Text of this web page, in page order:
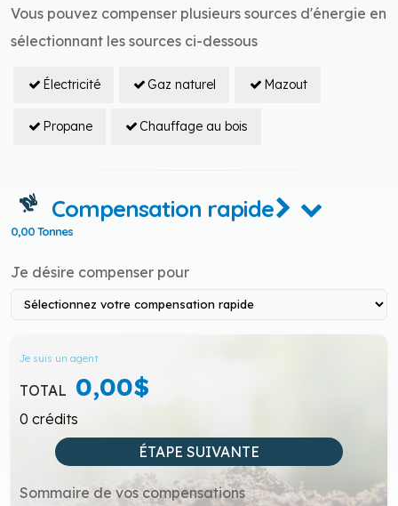
Vous pouvez compenser plusieurs sources d'énergie en
sélectionnant les sources ci-dessous
Électricité Gaz naturel Mazout
Propane Chauffage au bois
Compensation rapide
0,00 Tonnes
Je désire compenser pour
Je suis un agent
TOTAL 0,00$
0 crédits
ÉTAPE SUIVANTE
Sommaire de vos compensations